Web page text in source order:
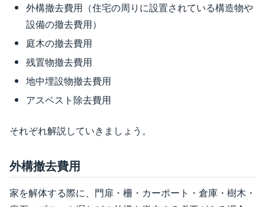
外構撤去費用（住宅の周りに設置されている構造物や
設備の撤去費用）
庭木の撤去費用
残置物撤去費用
地中埋設物撤去費用
アスベスト除去費用
それぞれ解説していきましょう。
外構撤去費用
家を解体する際に、門扉・柵・カーポート・倉庫・樹木・